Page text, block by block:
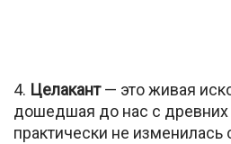
4. Целакант— это живая
дошедшая до нас с древних
практически не изменилась